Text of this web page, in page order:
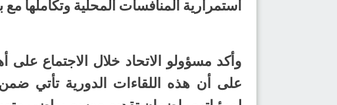
استمرارية المنافسات المحلية وتكاملها مع
وأكد مسؤولو الاتحاد خلال الاجتماع
على أن هذه اللقاءات الدورية تأتي